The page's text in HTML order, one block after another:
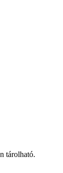
tárolható.